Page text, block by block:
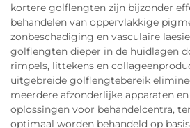
kortere golflengten zijn bijzonder
behandelen van oppervlakkige
zonbeschadiging en vasculaire
golflengten dieper in de huidlagen
rimpels, littekens en
uitgebreide golflengtebereik
meerdere afzonderlijke apparaten
oplossingen voor behandelcentra,
optimaal worden behandeld op